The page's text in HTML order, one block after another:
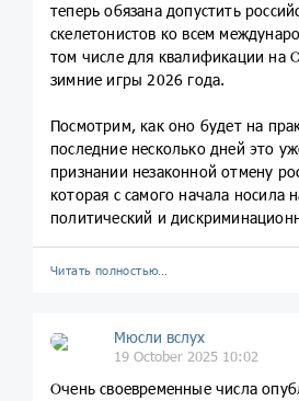
теперь обязана допустить
скелетонистов ко всем
том числе для квалификации на
зимние игры 2026 года.
Посмотрим, как оно будет на
последние несколько дней это
признании незаконной отмену
которая с самого начала носила
политический и
Читать полностью…
Мюсли вслух
19 October 2025 10:02
Очень своевременные числа